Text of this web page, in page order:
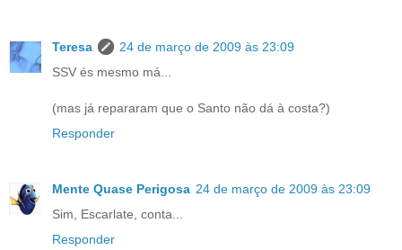
Teresa
24 de março de 2009 às 23:09
SSV és mesmo má...
(mas já repararam que o Santo não dá à costa?)
Responder
Mente Quase Perigosa 24 de março de 2009 às 23:09
Sim, Escarlate, conta...
Responder